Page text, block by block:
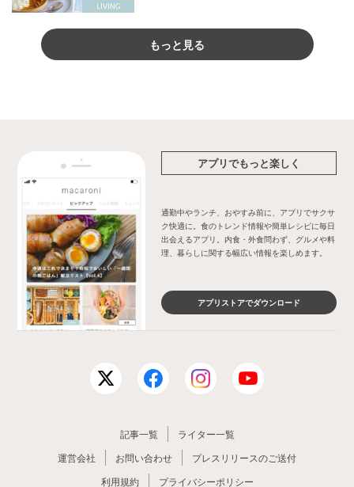
もっと見る
アプリでもっと楽しく
通勤中やランチ、おやすみ前に、アプリでサクサ
ク快適に。食のトレンド情報や簡単レシピに毎日
出会えるアプリ。内食・外食問わず、グルメや料
理、暮らしに関する幅広い情報を楽しめます。
アプリストアでダウンロード
記事一覧
ライター一覧
運営会社
お問い合わせ
プレスリリースのご送付
利用規約
プライバシーポリシー